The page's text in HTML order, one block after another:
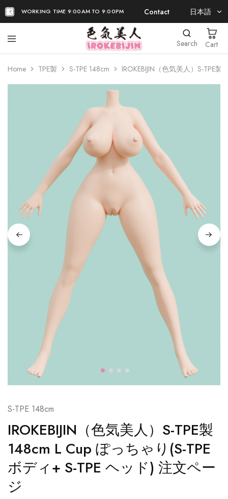
WORKING TIME 9:00AM TO 9:00PM Contact 日本語
日本語
EN
Search Cart
Home TPE製 S-TPE 148cm IROKEBIJIN（色気美人）S-TPE
S-TPE 148cm
IROKEBIJIN（色気美人）S-TPE製
148cm L Cup ぽっちゃり(S-TPE
ボディ+ S-TPE ヘッド) 注文ペー
ジ